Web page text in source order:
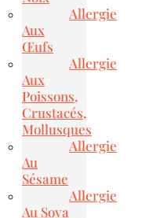
Allergie
Aux
Œufs
Allergie
Aux
Poissons,
Crustacés,
Mollusques
Allergie
Au
Sésame
Allergie
Au Soya